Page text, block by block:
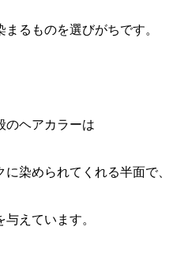
るものを選びがちです。
のヘアカラーは
染められてくれる半面で、
えています。